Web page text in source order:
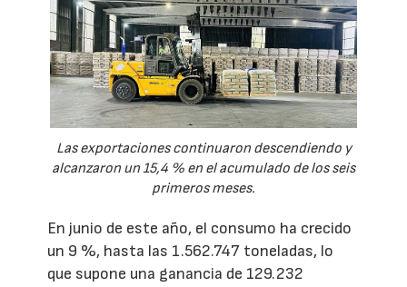
Las exportaciones continuaron descendiendo y
alcanzaron un 15,4 % en el acumulado de los seis
primeros meses.
En junio de este año, el consumo ha crecido
un 9 %, hasta las 1.562.747 toneladas, lo
que supone una ganancia de 129.232